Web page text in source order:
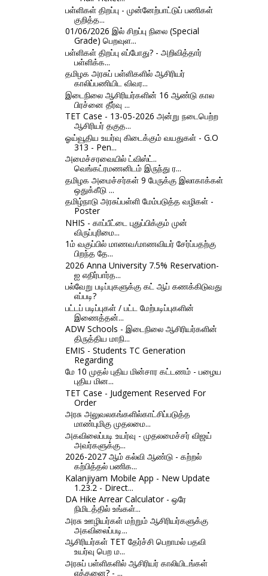
பள்ளிகள் திறப்பு - முன்னேற்பாட்டுப் பணிகள்
குறித்த...
01/06/2026 இல் சிறப்பு நிலை (Special
Grade) பெறவுள...
பள்ளிகள் திறப்பு எப்போது? - அறிவித்தார்
பள்ளிக்க...
தமிழக அரசுப் பள்ளிகளில் ஆசிரியர்
காலிப்பணியிட விவர...
இடைநிலை ஆசிரியர்களின் 16 ஆண்டு கால
பிரச்னை தீர்வு ...
TET Case - 13-05-2026 அன்று நடைபெற்ற
ஆசிரியர் தகுத...
ஓய்வூதிய உயர்வு கிடைக்கும் வயதுகள் - G.O
313 - Pen...
அமைச்சரவையில் ட்விஸ்ட்..
வெங்கட்ரமணனிடம் இருந்து ர...
தமிழக அமைச்சர்கள் 9 பேருக்கு இலாகாக்கள்
ஒதுக்கீடு ...
தமிழ்நாடு அரசுப்பள்ளி மேம்படுத்த வழிகள் -
Poster
NHIS - காப்பீட்டை புதுப்பிக்கும் முன்
விருப்புரிமை...
1ம் வகுப்பில் மாணவ/மாணவியர் சேர்ப்பதற்கு
பிறந்த தே...
2026 Anna University 7.5% Reservation-
ஐ எதிர்பார்த...
பல்வேறு படிப்புகளுக்கு கட் ஆப் கணக்கிடுவது
எப்படி?
பட்டப் படிப்புகள் / பட்ட மேற்படிப்புகளின்
இணைத்தன்...
ADW Schools - இடைநிலை ஆசிரியர்களின்
திருத்திய மாநி...
EMIS - Students TC Generation
Regarding
மே 10 முதல் புதிய மின்சார கட்டணம் - பழைய
புதிய மின...
TET Case - Judgement Reserved For
Order
அரசு அலுவலகங்களில்காட்சிப்படுத்த
மாண்புமிகு முதலமை...
அகவிலைப்படி உயர்வு - முதலமைச்சர் விஜய்
அவர்களுக்கு...
2026-2027 ஆம் கல்வி ஆண்டு - கற்றல்
கற்பித்தல் பணிக...
Kalanjiyam Mobile App - New Update
1.23.2 - Direct...
DA Hike Arrear Calculator - ஒரே
நிமிடத்தில் உங்கள்...
அரசு ஊழியர்கள் மற்றும் ஆசிரியர்களுக்கு
அகவிலைப்படி...
ஆசிரியர்கள் TET தேர்ச்சி பெறாமல் பதவி
உயர்வு பெற ம...
அரசுப் பள்ளிகளில் ஆசிரியர் காலியிடங்கள்
எத்தனை? - ...